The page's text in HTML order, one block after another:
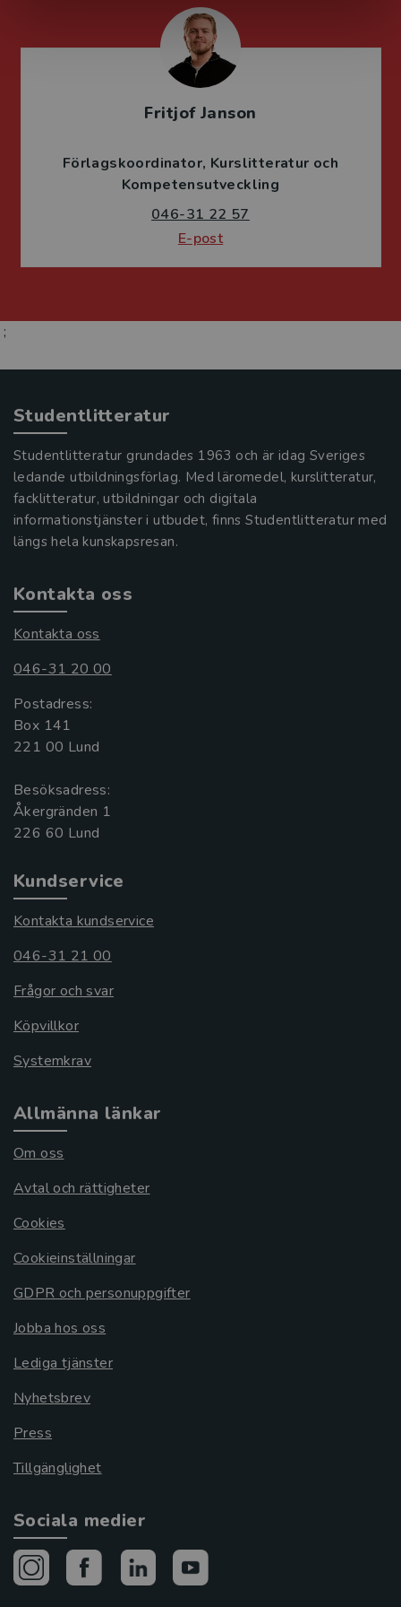
Fritjof Janson
Förlagskoordinator Kurslitteratur och
Kompetensutveckling
046-31 22 57
E-post
;
Studentlitteratur
Studentlitteratur grundades 1963 och är idag Sveriges
ledande utbildningsförlag. Med läromedel, kurslitteratur,
facklitteratur, utbildningar och digitala
informationstjänster i utbudet, finns Studentlitteratur med
längs hela kunskapsresan.
Kontakta oss
Kontakta oss
046-31 20 00
Postadress:
Box 141
221 00 Lund
Besöksadress:
Åkergränden 1
Kundservice
Kontakta kundservice
046-31 21 00
Frågor och svar
Köpvillkor
Systemkrav
Allmänna länkar
Om oss
Avtal och rättigheter
Cookies
Cookieinställningar
GDPR och personuppgifter
Jobba hos oss
Lediga tjänster
Nyhetsbrev
Press
Tillgänglighet
Sociala medier